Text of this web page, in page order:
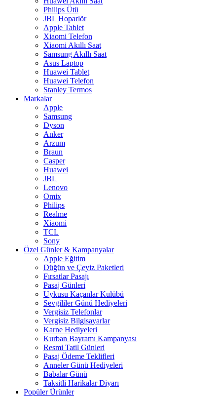
Philips Ütü
JBL Hoparlör
Apple Tablet
Xiaomi Telefon
Xiaomi Akıllı Saat
Samsung Akıllı Saat
Asus Laptop
Huawei Tablet
Huawei Telefon
Stanley Termos
Markalar
Apple
Samsung
Dyson
Anker
Arzum
Braun
Casper
Huawei
JBL
Lenovo
Omix
Philips
Realme
Xiaomi
TCL
Sony
Özel Günler & Kampanyalar
Apple Eğitim
Düğün ve Çeyiz Paketleri
Fırsatlar Pasajı
Pasaj Günleri
Uykusu Kaçanlar Kulübü
Sevgililer Günü Hediyeleri
Vergisiz Telefonlar
Vergisiz Bilgisayarlar
Karne Hediyeleri
Kurban Bayramı Kampanyası
Resmi Tatil Günleri
Pasaj Ödeme Teklifleri
Anneler Günü Hediyeleri
Babalar Günü
Taksitli Harikalar Diyarı
Popüler Ürünler